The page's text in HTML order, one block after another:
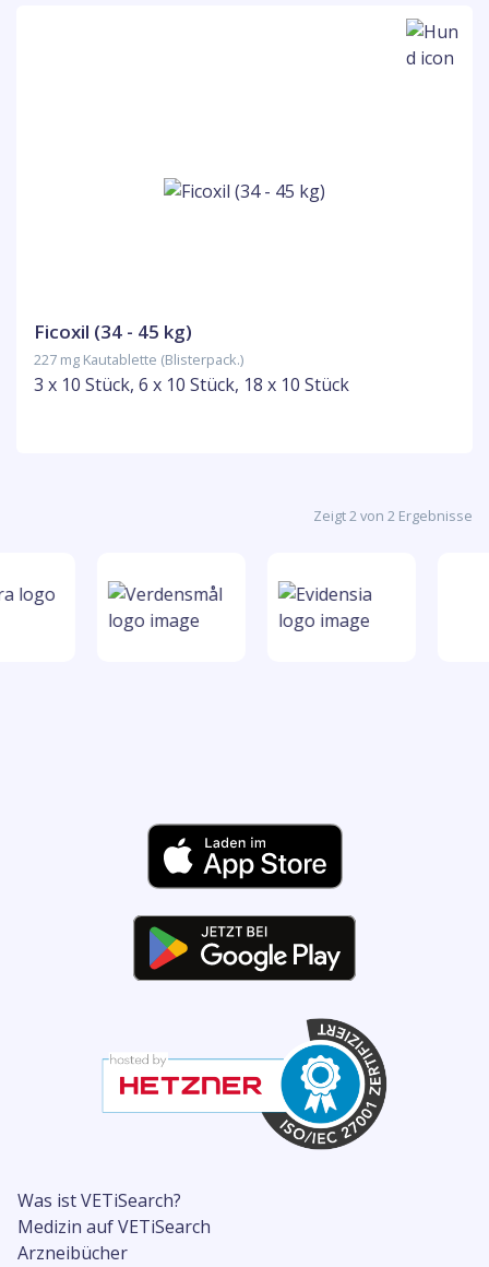
Ficoxil (34 - 45 kg)
227 mg Kautablette (Blisterpack.)
3 x 10 Stück, 6 x 10 Stück, 18 x 10 Stück
Zeigt 2 von 2 Ergebnisse
Was ist VETiSearch?
Medizin auf VETiSearch
Arzneibücher